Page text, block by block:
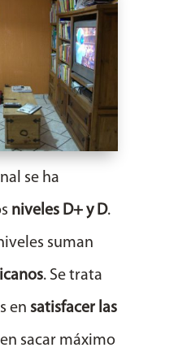
se ha
niveles D+ y D.
suman
. Se trata
ensatisfacer las
sacar máximo